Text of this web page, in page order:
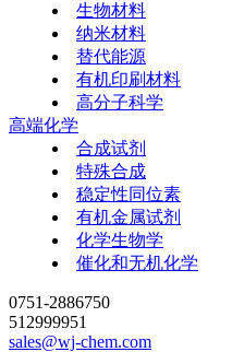
生物材料
纳米材料
替代能源
有机印刷材料
高分子科学
高端化学
合成试剂
特殊合成
稳定性同位素
有机金属试剂
化学生物学
催化和无机化学
0751-2886750
512999951
sales@wj-chem.com